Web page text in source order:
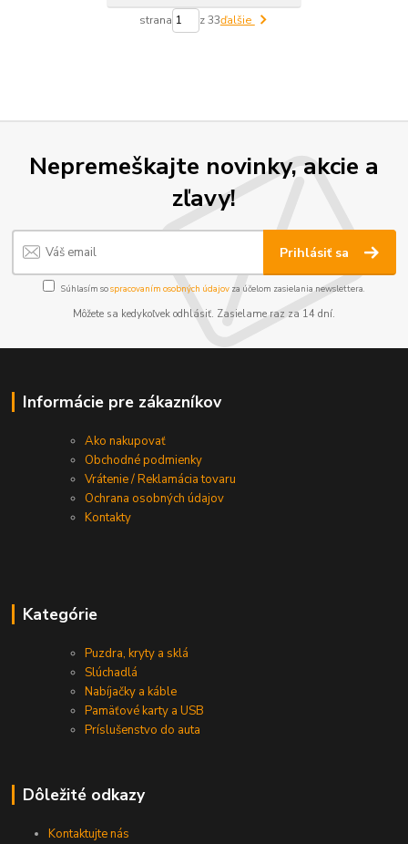
strana z 33ďalšie
Nepremeškajte novinky, akcie a
zľavy!
Prihlásiť sa
Súhlasím sospracovaním osobných údajov za účelom zasielania newslettera.
Môžete sa kedykoľvek odhlásiť. Zasielame raz za 14 dní.
Informácie pre zákazníkov
Ako nakupovať
Obchodné podmienky
Vrátenie / Reklamácia tovaru
Ochrana osobných údajov
Kontakty
Kategórie
Puzdra, kryty a sklá
Slúchadlá
Nabíjačky a káble
Pamäťové karty a USB
Príslušenstvo do auta
Dôležité odkazy
Kontaktujte nás